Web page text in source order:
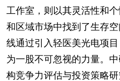
工作室，则以其灵活性和
和区域市场中找到了生存
线通过引入轻医美光电项
为一股不可忽视的力量。
构竞争力评估与投资策略